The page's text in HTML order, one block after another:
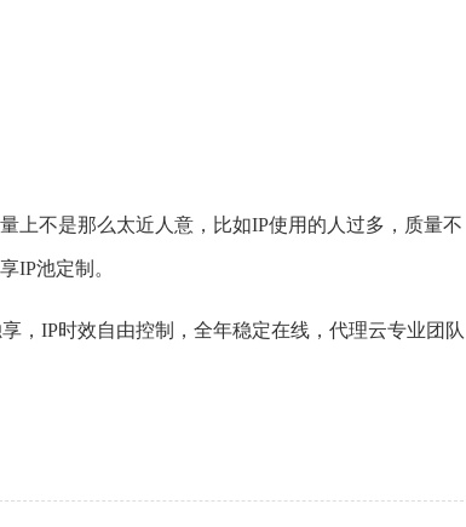
上不是那么太近人意，比如IP使用的人过多，质量不
IP池定制。
IP时效自由控制，全年稳定在线，代理云专业团队